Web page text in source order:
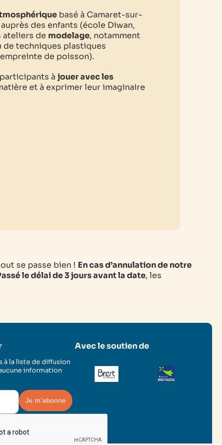
basé à Camaret-sur-
des enfants (école Diwan,
ateliers de modelage, notamment
de techniques plastiques
de poisson).
à jouer avec les
et à exprimer leur imaginaire
se passe bien ! En cas d’annulation de notre
le délai de 3 jours avant la date, les
à la liste de diffusion
information
Avec le soutien de